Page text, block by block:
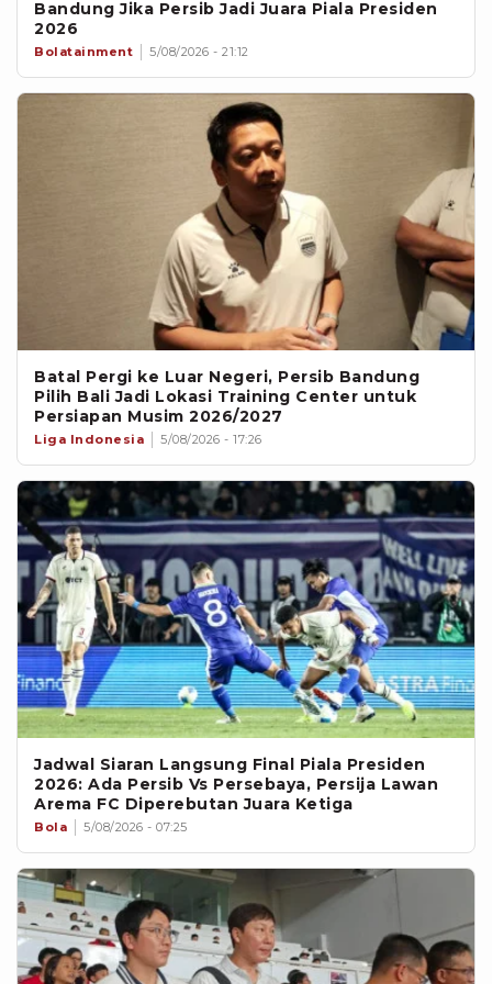
Bandung Jika Persib Jadi Juara Piala Presiden
2026
Bolatainment 5/08/2026 - 21:12
Batal Pergi ke Luar Negeri, Persib Bandung
Pilih Bali Jadi Lokasi Training Center untuk
Persiapan Musim 2026/2027
Liga Indonesia 5/08/2026 - 17:26
Jadwal Siaran Langsung Final Piala Presiden
2026: Ada Persib Vs Persebaya, Persija Lawan
Arema FC Diperebutan Juara Ketiga
Bola 5/08/2026 - 07:25